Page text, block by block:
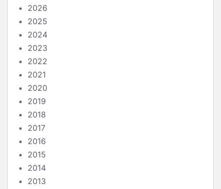
2026
2025
2024
2023
2022
2021
2020
2019
2018
2017
2016
2015
2014
2013